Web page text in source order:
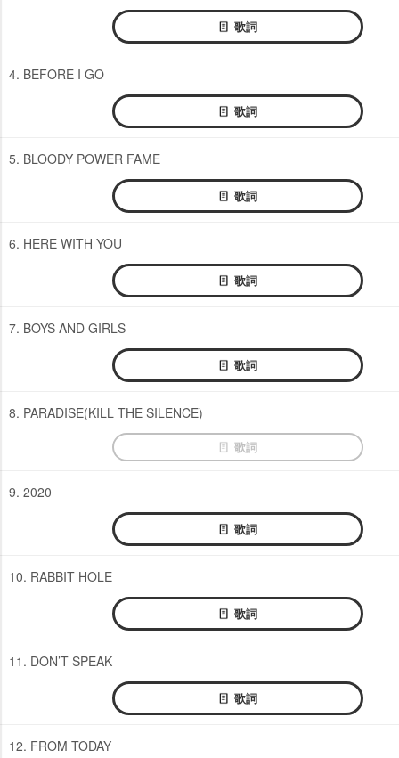
歌詞
4. BEFORE I GO
歌詞
5. BLOODY POWER FAME
歌詞
6. HERE WITH YOU
歌詞
7. BOYS AND GIRLS
歌詞
8. PARADISE(KILL THE SILENCE)
歌詞
9. 2020
歌詞
10. RABBIT HOLE
歌詞
11. DON’T SPEAK
歌詞
12. FROM TODAY